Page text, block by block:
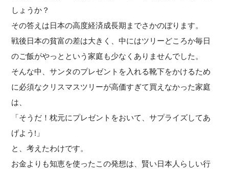
しょうか？
その答えは日本の高度経済成長期までさかのぼります。
戦後日本の貧富の差は大きく、中にはツリーどころか毎日
のご飯がやっとという家庭も少なくありませんでした。
そんな中、サンタのプレゼントを入れる靴下をかけるため
に必須なクリスマスツリーが高価すぎて買えなかった家庭
は、
「そうだ！枕元にプレゼントをおいて、サプライズしてあ
げよう!」
と、考えたわけです。
お金よりも知恵を使ったこの発想は、賢い日本人らしい行